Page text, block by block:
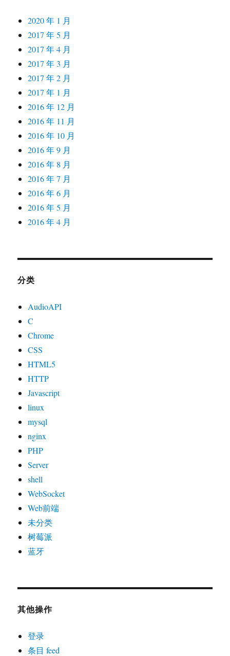
2020 年 1 月
2017 年 5 月
2017 年 4 月
2017 年 3 月
2017 年 2 月
2017 年 1 月
2016 年 12 月
2016 年 11 月
2016 年 10 月
2016 年 9 月
2016 年 8 月
2016 年 7 月
2016 年 6 月
2016 年 5 月
2016 年 4 月
分类
AudioAPI
C
Chrome
CSS
HTML5
HTTP
Javascript
linux
mysql
nginx
PHP
Server
shell
WebSocket
Web前端
未分类
树莓派
蓝牙
其他操作
登录
条目 feed